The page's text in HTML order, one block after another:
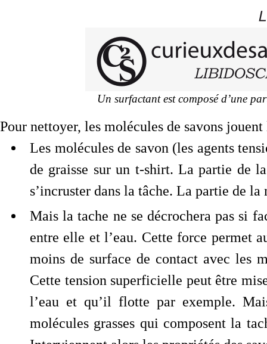
Un surfactant est composé d’une
Pour nettoyer, les molécules de savons
Les molécules de savon (les agents
de graisse sur un t-shirt. La partie de
s’incruster dans la tâche. La partie de
Mais la tache ne se décrochera pas si
entre elle et l’eau. Cette force permet
moins de surface de contact avec les
Cette tension superficielle peut être
l’eau et qu’il flotte par exemple.
molécules grasses qui composent la